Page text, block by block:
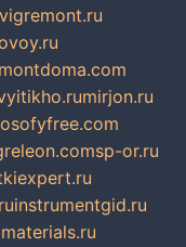
mirjon.ru
sp-or.ru
instrumentgid.ru